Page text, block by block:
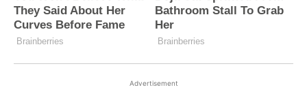
Advertisement